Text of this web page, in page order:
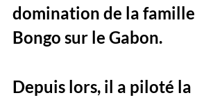
domination de la famille
Bongo sur le Gabon.
Depuis lors, il a piloté la